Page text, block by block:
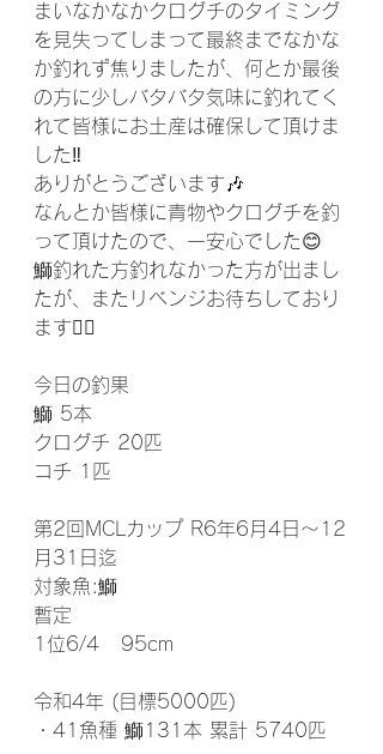
まいなかなかクログチのタイミング
を見失ってしまって最終までなかな
か釣れず焦りましたが、何とか最後
の方に少しバタバタ気味に釣れてく
れて皆様にお土産は確保して頂けま
した‼️
ありがとうございます🎶
なんとか皆様に青物やクログチを釣
って頂けたので、一安心でした😊
鰤釣れた方釣れなかった方が出まし
たが、またリベンジお待ちしており
ます🙇‍♀️
今日の釣果
鰤 5本
クログチ 20匹
コチ 1匹
第2回MCLカップ R6年6月4日～12
月31日迄
対象魚:鰤
暫定
1位6/4   95cm
令和4年 (目標5000匹)
・41魚種 鰤131本 累計 5740匹